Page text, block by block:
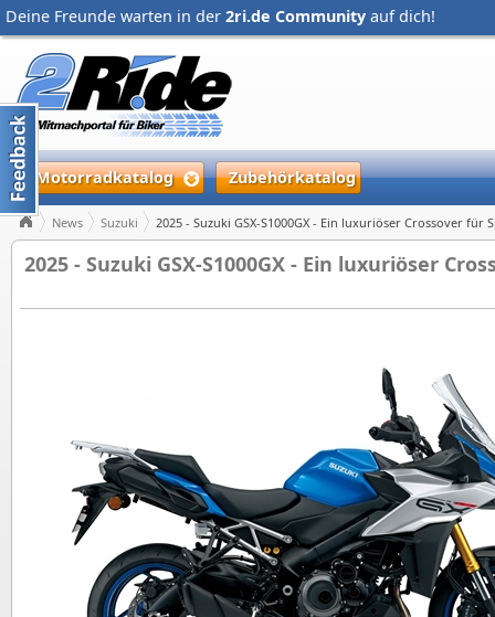
Deine Freunde warten in der 2ri.de Community auf dich!
Motorradkatalog Zubehörkatalog
News Suzuki 2025 - Suzuki GSX-S1000GX - Ein luxuriöser Crossover
2025 - Suzuki GSX-S1000GX - Ein luxuriöser